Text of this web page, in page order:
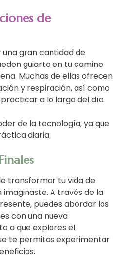
de
una gran cantidad de
guiarte en tu camino
Muchas de ellas ofrecen
y respiración, así como
a lo largo del día.
de la tecnología, ya que
diaria.
transformar tu vida de
imaginaste. A través de la
puedes abordar los
con una nueva
a que explores el
te permitas experimentar